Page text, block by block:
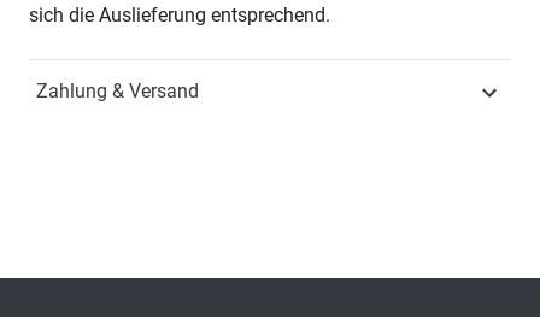
Schriftenreihe
Band 21
sich die Auslieferung entsprechend.
Zahlung & Versand